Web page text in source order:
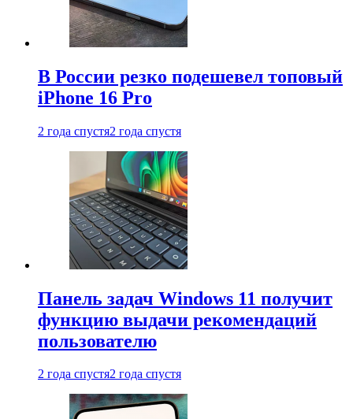
В России резко подешевел топовый
iPhone 16 Pro
2 года спустя2 года спустя
Панель задач Windows 11 получит
функцию выдачи рекомендаций
пользователю
2 года спустя2 года спустя